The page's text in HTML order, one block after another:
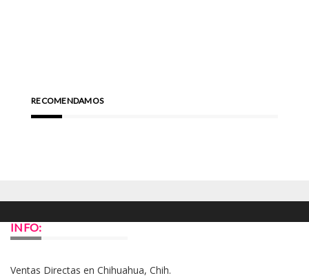
RECOMENDAMOS
INFO:
Ventas Directas en Chihuahua, Chih.